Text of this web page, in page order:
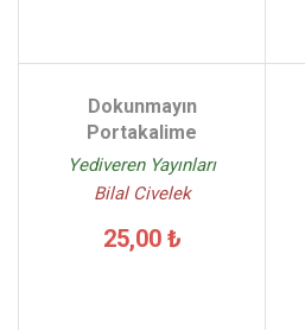
Dokunmayın
Portakalime
Yediveren Yayınları
Bilal Civelek
25,00 ₺